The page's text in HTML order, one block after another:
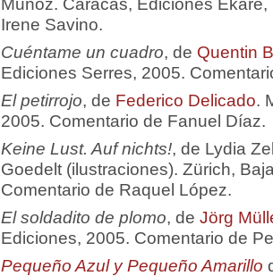
Muñoz. Caracas, Ediciones
Irene Savino.
Cuéntame un cuadro, de Quentin
Ediciones Serres, 2005.
El petirrojo, de Federico Delicado.
2005. Comentario de Fanuel Díaz.
Keine Lust. Auf nichts!, de Lydia
Goedelt (ilustraciones). Zürich,
Comentario de Raquel López.
El soldadito de plomo, de Jörg
Ediciones, 2005. Comentario de
Pequeño Azul y Pequeño Amarillo